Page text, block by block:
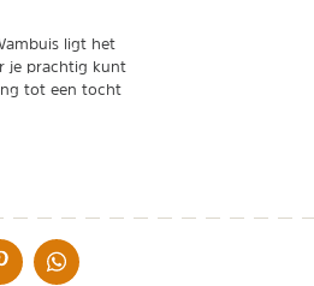
ligt het
je prachtig kunt
tot een tocht
DE MAIL
DELEN OP PINTEREST
DELEN OP WHATSAPP